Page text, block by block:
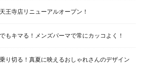
Lee京橋店
大阪府大阪市都島区東野田町２丁目９－２３ 晃進ビル2F
兵庫県西宮市甲子園九番町1-2 フラットライフワーク1F
0798-42-3334
王寺店リニューアルオープン！
もキマる！メンズパーマで常にカッコよく！
り切る！真夏に映えるおしゃれさんのデザイン